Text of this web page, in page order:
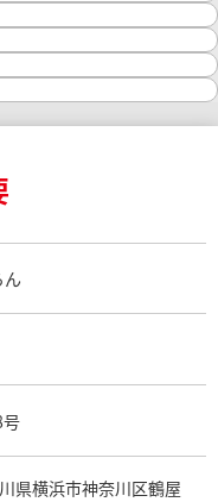
年8月27日時点の参考
県横浜市神奈川区鶴屋